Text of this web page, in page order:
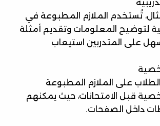
تُستخدم الملازم المطبوعة في
لتوضيح المعلومات وتقديم أمثلة
على المتدربين استيعاب
على الملازم المطبوعة
قبل الامتحانات، حيث يمكنهم
داخل الصفحات.